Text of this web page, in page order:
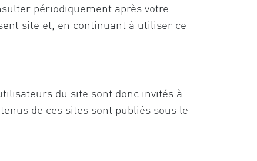
périodiquement après votre
site et, en continuant à utiliser ce
du site sont donc invités à
de ces sites sont publiés sous le